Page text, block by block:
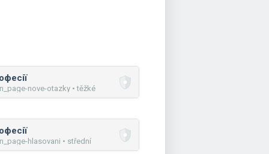
nove-otazky • těžké
hlasovani • střední